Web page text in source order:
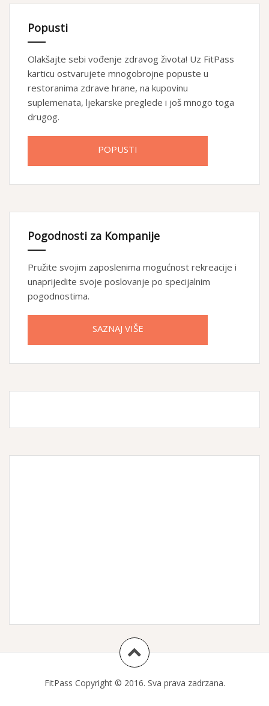
Popusti
Olakšajte sebi vođenje zdravog života! Uz FitPass
karticu ostvarujete mnogobrojne popuste u
restoranima zdrave hrane, na kupovinu
suplemenata, ljekarske preglede i još mnogo toga
drugog.
POPUSTI
Pogodnosti za Kompanije
Pružite svojim zaposlenima mogućnost rekreacije i
unaprijedite svoje poslovanje po specijalnim
pogodnostima.
SAZNAJ VIŠE
FitPass Copyright © 2016. Sva prava zadrzana.